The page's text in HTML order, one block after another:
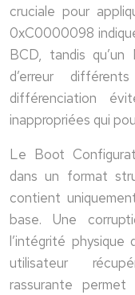
cruciale pour
0xC0000098
BCD, tandis
d’erreur
différenciation
inappropriées qui
Le Boot
dans un format
contient
base. Une
l’intégrité physique
utilisateur
rassurante permet